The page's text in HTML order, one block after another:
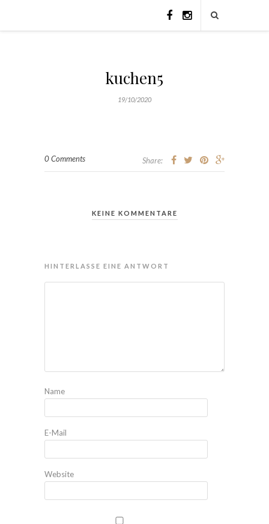
kuchen5
19/10/2020
0 Comments Share:
KEINE KOMMENTARE
HINTERLASSE EINE ANTWORT
Name
E-Mail
Website